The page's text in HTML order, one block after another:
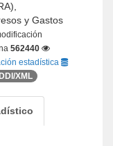
y Gastos
562440
estadística
DDI/XML